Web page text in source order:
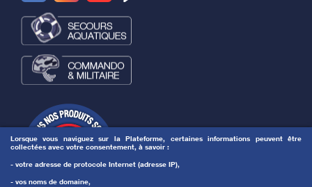
Lorsque vous naviguez sur la Plateforme, certaines informations peuvent être
collectées avec votre consentement, à savoir :
- votre adresse de protocole Internet (adresse IP),
- vos noms de domaine,